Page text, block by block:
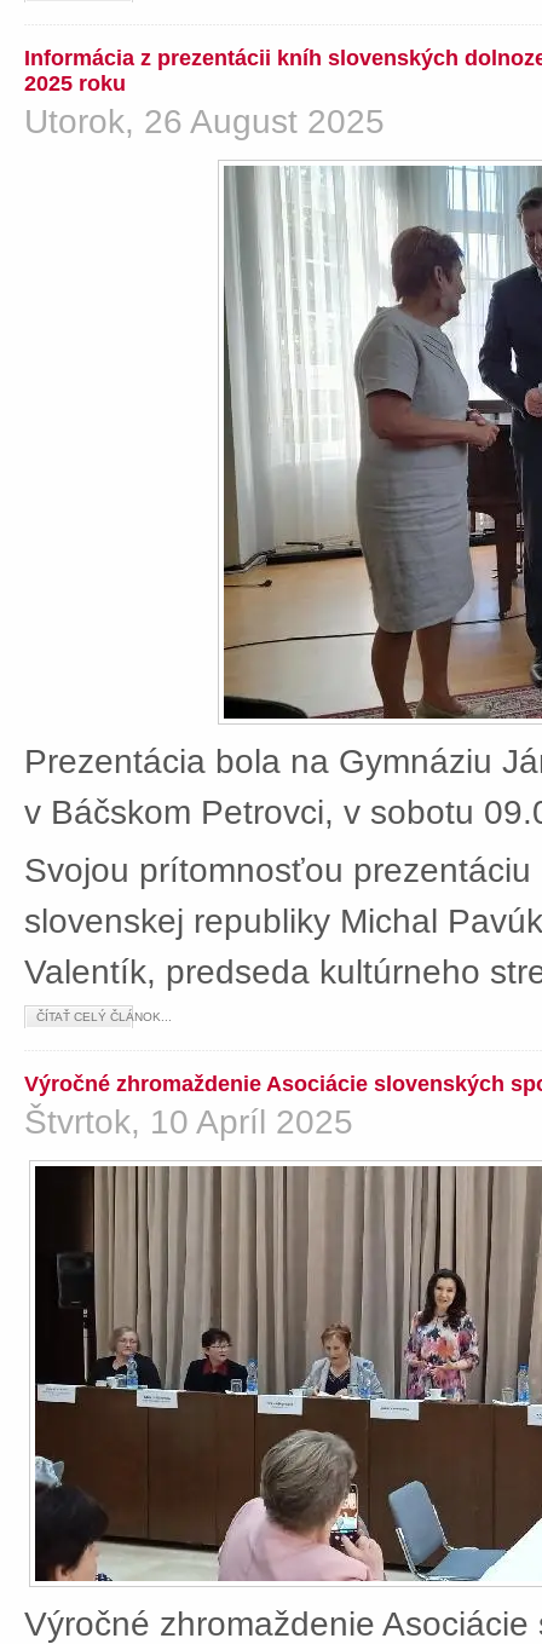
Informácia z prezentácii kníh slovenských
2025 roku
Utorok, 26 August 2025
Prezentácia bola na Gymnáziu
v Báčskom Petrovci, v sobotu
Svojou prítomnosťou
slovenskej republiky Michal
Valentík, predseda kultúrneho
ČÍTAŤ CELÝ ČLÁNOK...
Výročné zhromaždenie Asociácie slovenských
Štvrtok, 10 Apríl 2025
Výročné zhromaždenie